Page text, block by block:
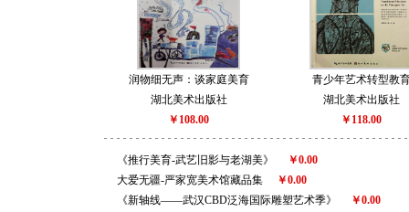
润物细无声：谈家庭美育
湖北美术出版社
￥108.00
青少年艺术转型教
湖北美术出版社
￥118.00
《推行美育-武艺旧影与老湖美》
￥0.00
大爱无疆-严家宽美术馆藏品集
￥0.00
《新轴线——武汉CBD泛海国际雕塑艺术季》
￥0.00